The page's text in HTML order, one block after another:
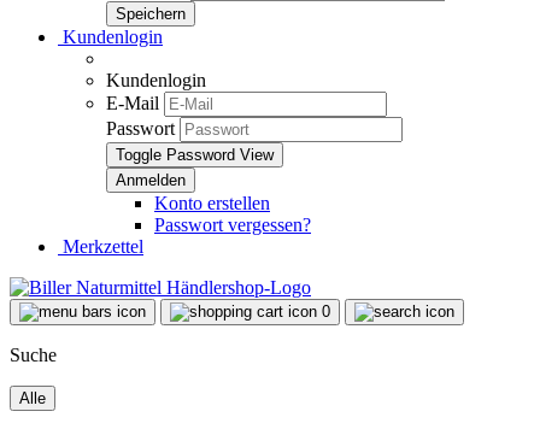
Kundenlogin
Kundenlogin
E-Mail
Passwort
Toggle Password View
Konto erstellen
Passwort vergessen?
Merkzettel
0
Suche
Alle